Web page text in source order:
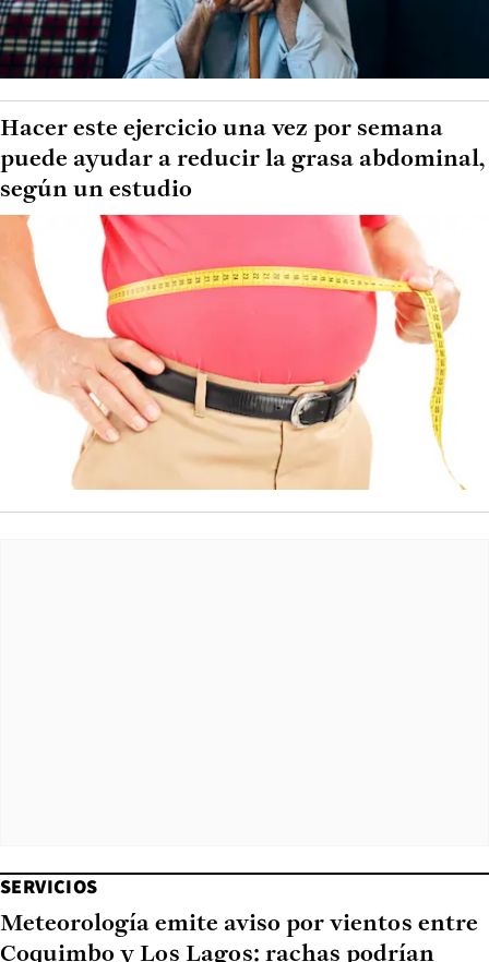
Hacer este ejercicio una vez por semana
puede ayudar a reducir la grasa abdominal,
según un estudio
SERVICIOS
Meteorología emite aviso por vientos entre
Coquimbo y Los Lagos: rachas podrían